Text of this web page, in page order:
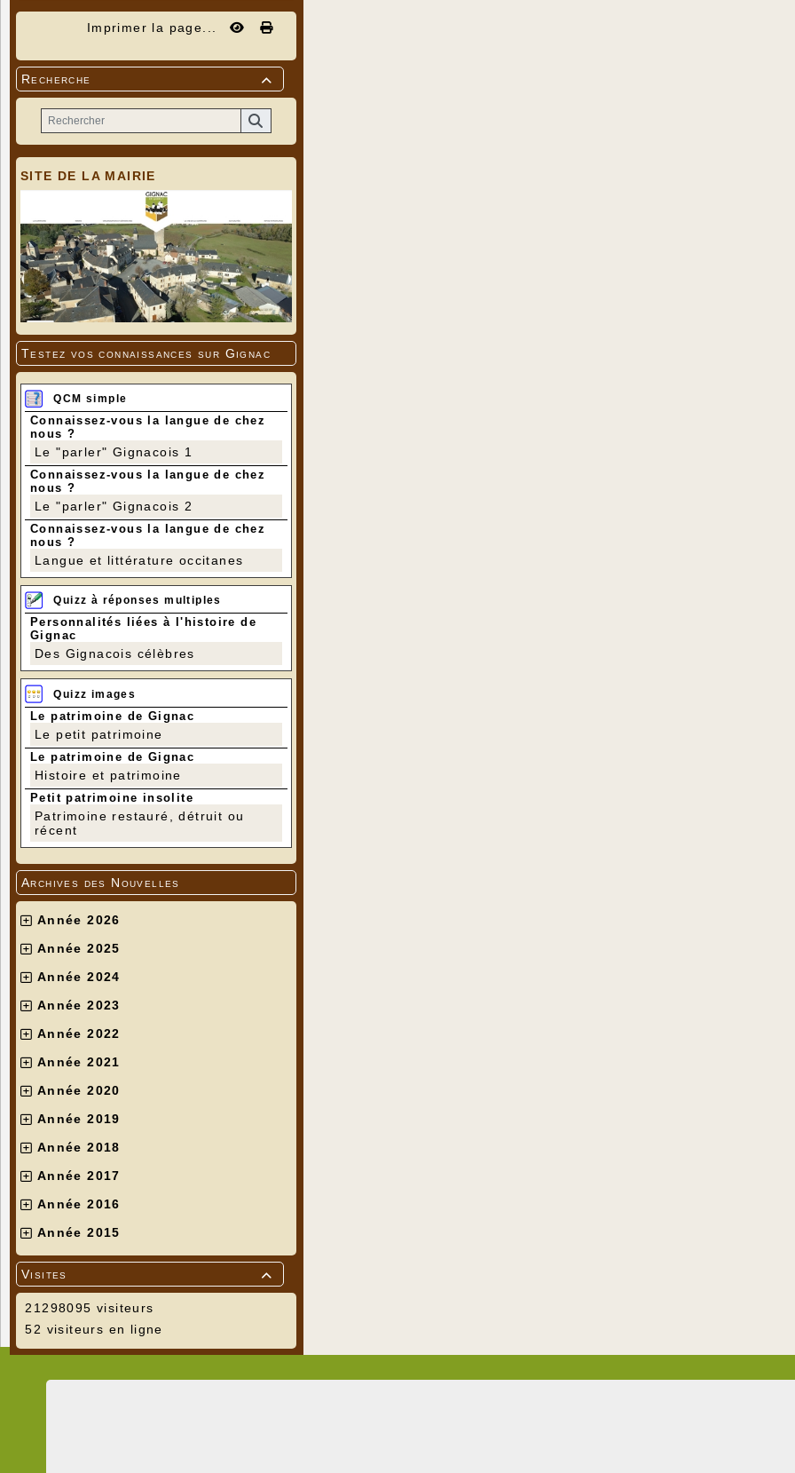
Imprimer la page...

Recherche
SITE DE LA MAIRIE
Testez vos connaissances sur Gignac
QCM simple
Connaissez-vous la langue de chez
nous ?
Le "parler" Gignacois 1
Connaissez-vous la langue de chez
nous ?
Le "parler" Gignacois 2
Connaissez-vous la langue de chez
nous ?
Langue et littérature occitanes
Quizz à réponses multiples
Personnalités liées à l'histoire de
Gignac
Des Gignacois célèbres
Quizz images
Le patrimoine de Gignac
Le petit patrimoine
Le patrimoine de Gignac
Histoire et patrimoine
Petit patrimoine insolite
Patrimoine restauré, détruit ou
récent
Archives des Nouvelles
Année 2026
Année 2025
Année 2024
Année 2023
Année 2022
Année 2021
Année 2020
Année 2019
Année 2018
Année 2017
Année 2016
Année 2015

Visites
21298095 visiteurs
52 visiteurs en ligne